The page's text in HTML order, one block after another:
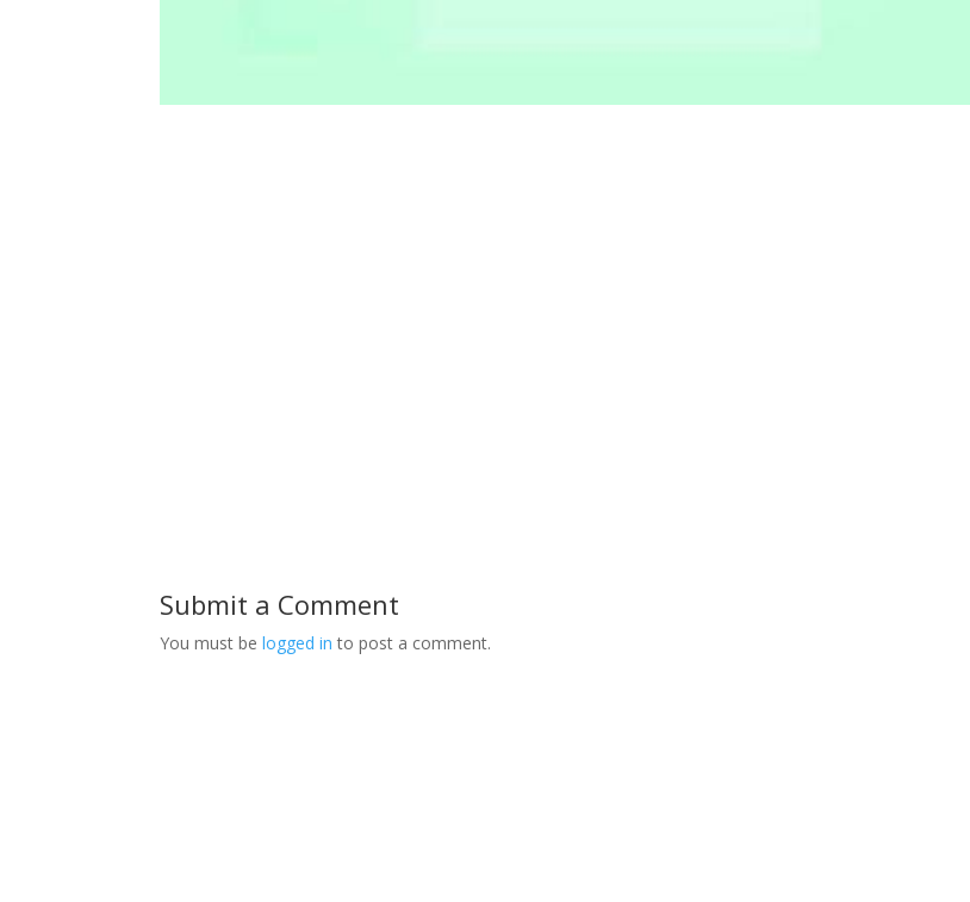
Submit a Comment
You must belogged in to post a comment.